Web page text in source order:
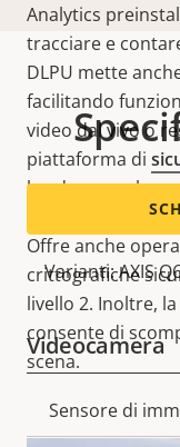
Analytics
tracciare e
DLPU mette
facilitando
video dal vivo o
piattaforma di
hardware,
informazioni
Offre anche
crittografiche
livello 2. Inoltre,
consente di
scena.
Varianti: AXIS
Videocamera
Descrizione
della
Sensore di